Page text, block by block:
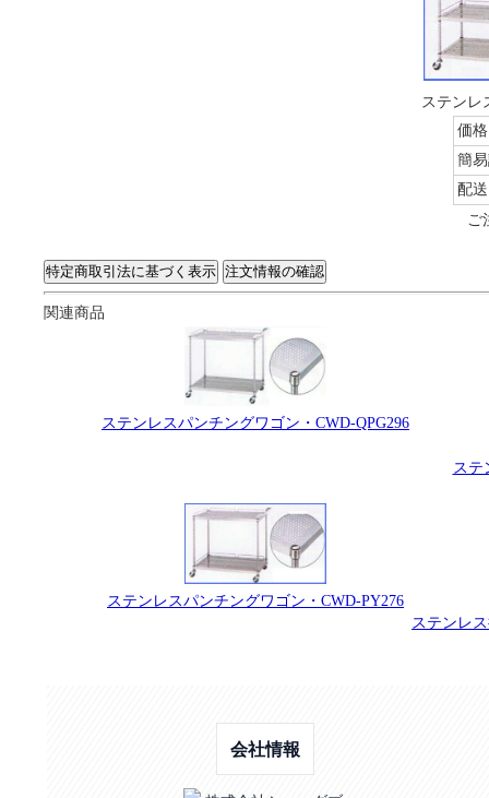
ステンレ
価格
簡
配
ご
関連商品
ステンレスパンチングワゴン・CWD-QPG296
ステ
ステンレスパンチングワゴン・CWD-PY276
ステンレ
会社情報